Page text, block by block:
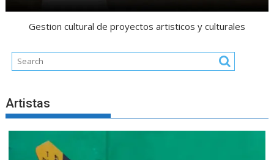
Gestion cultural de proyectos artisticos y culturales
Artistas